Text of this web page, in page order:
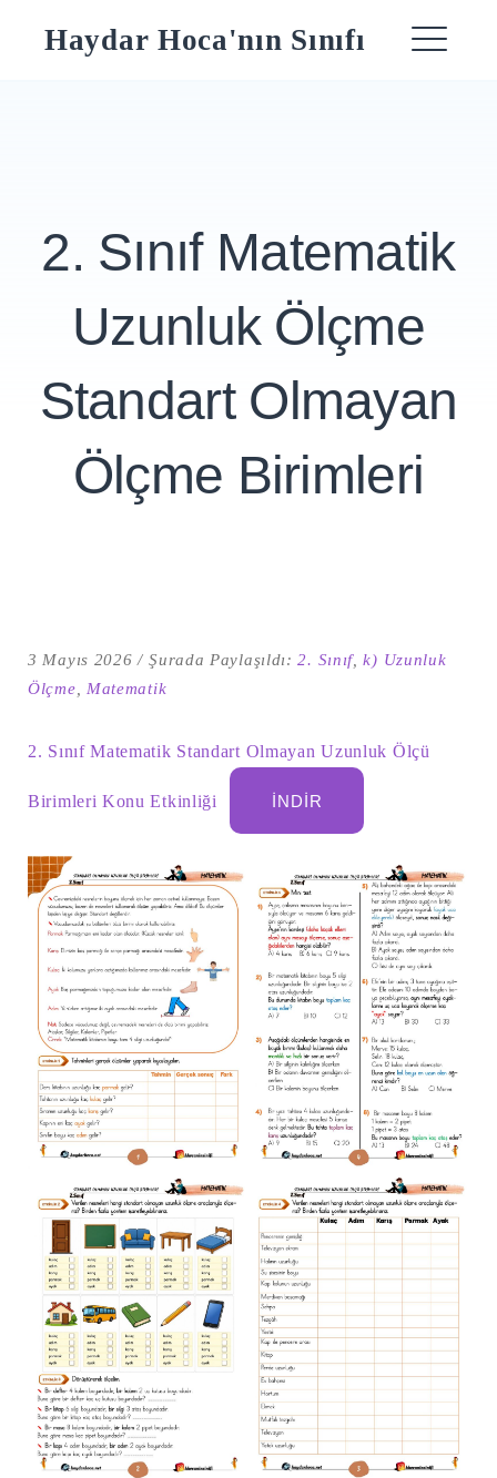
Haydar Hoca'nın Sınıfı
Şu
arama
sonuçları:
2. Sınıf Matematik
Uzunluk Ölçme
Standart Olmayan
Ölçme Birimleri
3 Mayıs 2026 Şurada Paylaşıldı:2. Sınıf,k) Uzunluk
Ölçme
Matematik
2. Sınıf Matematik Standart Olmayan Uzunluk Ölçü
Birimleri Konu Etkinliği İNDIR